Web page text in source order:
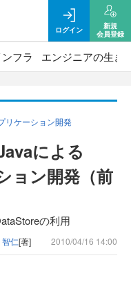
ログイン
新規
会員登録
フラ エンジニアの生き
リケーション開発
による
ョン開発（前
の利用
仁[著] 2010/04/16 14:00